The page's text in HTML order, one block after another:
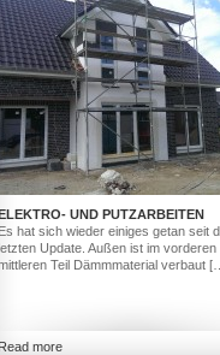
UND PUTZARBEITEN
Es hat sich wieder einiges getan seit
Update. Außen ist im vorderen
Teil Dämmmaterial verbaut
more